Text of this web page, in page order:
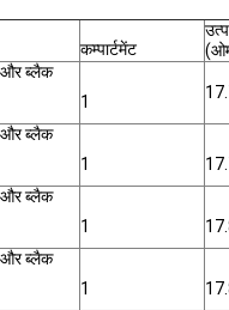
कम्पार्टमेंट
और ब्लैक
1
और ब्लैक
1
और ब्लैक
1
और ब्लैक
1